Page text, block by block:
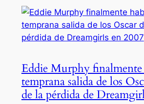
Eddie Murphy finalmente
temprana salida de los
de la pérdida de